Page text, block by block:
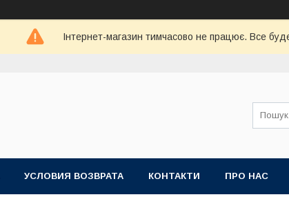
Інтернет-магазин тимчасово не працює. Все
УСЛОВИЯ ВОЗВРАТА КОНТАКТИ ПРО НАС